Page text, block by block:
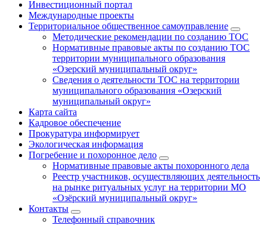
Инвестиционный портал
Международные проекты
Территориальное общественное самоуправление
Методические рекомендации по созданию ТОС
Нормативные правовые акты по созданию ТОС
территории муниципального образования
«Озерский муниципальный округ»
Сведения о деятельности ТОС на территории
муниципального образования «Озерский
муниципальный округ»
Карта сайта
Кадровое обеспечение
Прокуратура информирует
Экологическая информация
Погребение и похоронное дело
Нормативные правовые акты похоронного дела
Реестр участников, осуществляющих деятельность
на рынке ритуальных услуг на территории МО
«Озёрский муниципальный округ»
Контакты
Телефонный справочник